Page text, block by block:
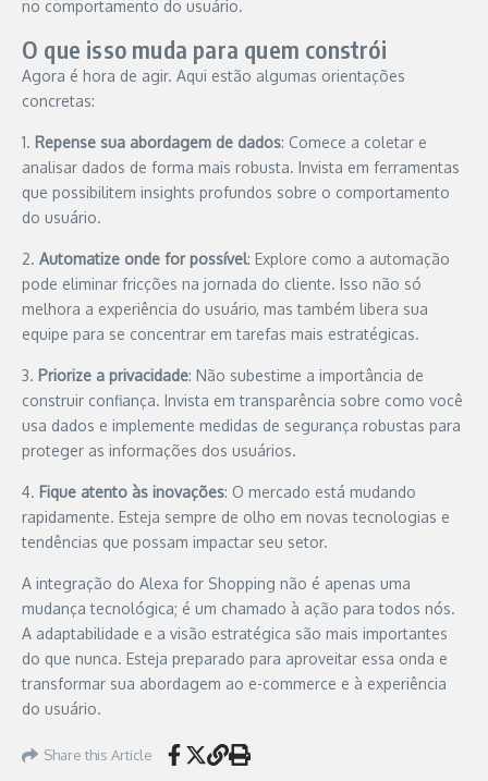
no comportamento do usuário.
O que isso muda para quem constrói
Agora é hora de agir. Aqui estão algumas orientações
concretas:
1. Repense sua abordagem de dados: Comece a coletar e
analisar dados de forma mais robusta. Invista em ferramentas
que possibilitem insights profundos sobre o comportamento
do usuário.
2. Automatize onde for possível: Explore como a automação
pode eliminar fricções na jornada do cliente. Isso não só
melhora a experiência do usuário, mas também libera sua
equipe para se concentrar em tarefas mais estratégicas.
3. Priorize a privacidade: Não subestime a importância de
construir confiança. Invista em transparência sobre como você
usa dados e implemente medidas de segurança robustas para
proteger as informações dos usuários.
4. Fique atento às inovações: O mercado está mudando
rapidamente. Esteja sempre de olho em novas tecnologias e
tendências que possam impactar seu setor.
A integração do Alexa for Shopping não é apenas uma
mudança tecnológica; é um chamado à ação para todos nós.
A adaptabilidade e a visão estratégica são mais importantes
do que nunca. Esteja preparado para aproveitar essa onda e
transformar sua abordagem ao e-commerce e à experiência
do usuário.
Share this Article